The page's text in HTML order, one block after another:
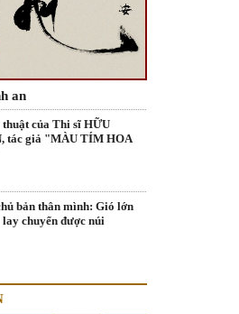
an
của Thi sĩ HỮU
tác giả "MÀU TÍM HOA
bản thân mình: Gió lớn
lay chuyển được núi